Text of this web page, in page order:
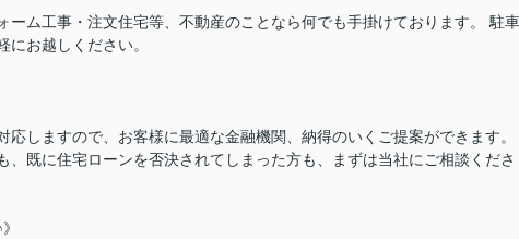
ーム工事・注文住宅等、不動産のことなら何でも手掛けております。 駐
にお越しください。
応しますので、お客様に最適な金融機関、納得のいくご提案ができます。
、既に住宅ローンを否決されてしまった方も、まずは当社にご相談くださ